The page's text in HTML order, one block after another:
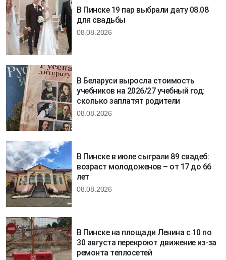
В Пинске 19 пар выбрали дату 08.08
для свадьбы
08.08.2026
В Беларуси выросла стоимость
учебников на 2026/27 учебный год:
сколько заплатят родители
08.08.2026
В Пинске в июле сыграли 89 свадеб:
возраст молодоженов – от 17 до 66
лет
08.08.2026
В Пинске на площади Ленина с 10 по
30 августа перекроют движение из-за
ремонта теплосетей